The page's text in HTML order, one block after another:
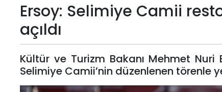
Yaşam
Kültür
Sanat
Ersoy: Selimiye Camii
açıldı
Kültür ve Turizm Bakanı Mehmet
Selimiye Camii’nin düzenlenen törenle